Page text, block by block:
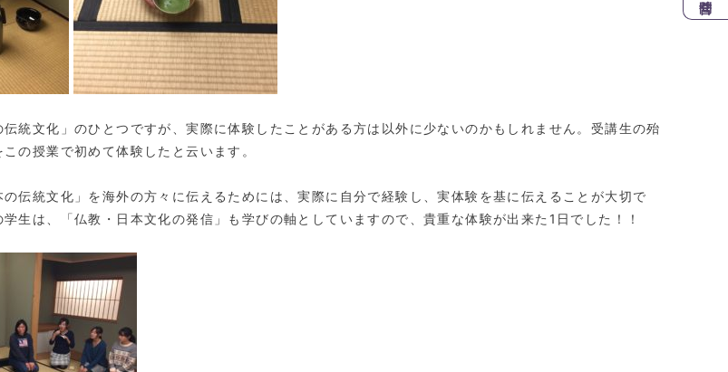
統文化」のひとつですが、実際に体験したことがある方は以外に少ないのかもしれません。受講生の殆
の授業で初めて体験したと云います。
伝統文化」を海外の方々に伝えるためには、実際に自分で経験し、実体験を基に伝えることが大切で
生は、「仏教・日本文化の発信」も学びの軸としていますので、貴重な体験が出来た1日でした！！